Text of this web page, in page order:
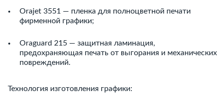
Orajet 3551 — пленка для полноцветной печати
фирменной графики;
Oraguard 215 — защитная ламинация,
предохраняющая печать от выгорания и механических
повреждений.
Технология изготовления графики: